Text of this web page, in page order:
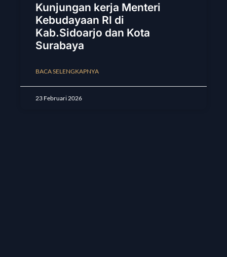
Kunjungan kerja Menteri
Kebudayaan RI di
Kab.Sidoarjo dan Kota
Surabaya
BACA SELENGKAPNYA
23 Februari 2026